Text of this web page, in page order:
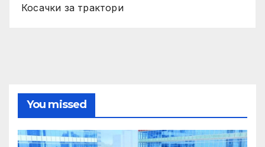
Косачки за трактори
You missed